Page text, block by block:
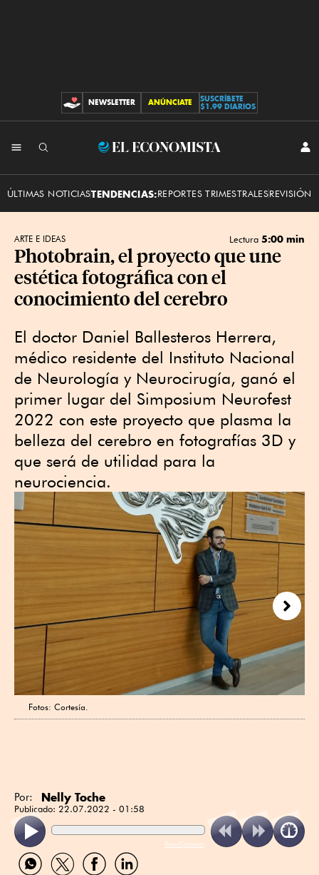
CONTRIBUCIONES
NEWSLETTER ANÚNCIATE
SUSCRÍBETE
$1.99 DIARIOS
El
ÚLTIMAS NOTICIASTENDENCIAS:REPORTES TRIMESTRALESREVISIÓN
ARTE E IDEAS Lectura 5:00 min
Photobrain, el proyecto que une
estética fotográfica con el
conocimiento del cerebro
El doctor Daniel Ballesteros Herrera,
médico residente del Instituto Nacional
de Neurología y Neurocirugía, ganó el
primer lugar del Simposium Neurofest
2022 con este proyecto que plasma la
belleza del cerebro en fotografías 3D y
que será de utilidad para la
neurociencia.
Fotos: Cortesía.
Por: Nelly Toche
Publicado: 22.07.2022 - 01:58
ReadSpeaker
Compartir
por
Compartir
por
Compartir
por
Compartir
por